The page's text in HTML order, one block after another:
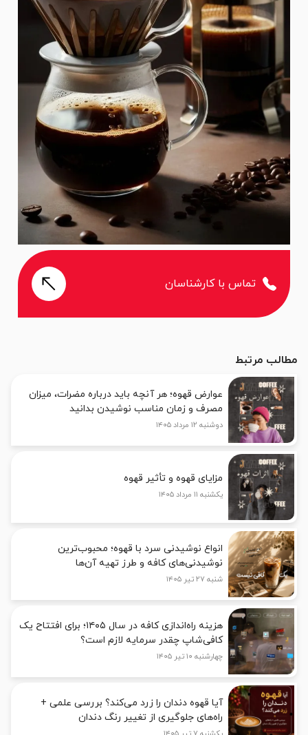
تماس با کارشناسان
مطالب مرتبط
عوارض قهوه؛ هر آنچه باید درباره مضرات، میزان
مصرف و زمان مناسب نوشیدن بدانید
دوشنبه ۱۲ مرداد ۱۴۰۵
مزایای قهوه و تأثیر قهوه
یکشنبه ۱۱ مرداد ۱۴۰۵
انواع نوشیدنی سرد با قهوه؛ محبوب‌ترین
نوشیدنی‌های کافه و طرز تهیه آن‌ها
شنبه ۲۷ تیر ۱۴۰۵
هزینه راه‌اندازی کافه در سال ۱۴۰۵؛ برای افتتاح یک
کافی‌شاپ چقدر سرمایه لازم است؟
چهارشنبه ۱۰ تیر ۱۴۰۵
آیا قهوه دندان را زرد می‌کند؟ بررسی علمی +
راه‌های جلوگیری از تغییر رنگ دندان